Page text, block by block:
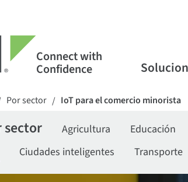
Connect with
Confidence
Por sector / IoT para el comercio minorista
sector Agricultura Educación
Ciudades inteligentes Transporte